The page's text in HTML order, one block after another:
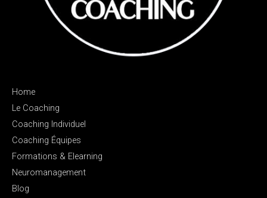
Home
Le Coaching
Coaching Individuel
Coaching Équipes
Formations & Elearning
Neuromanagement
Blog